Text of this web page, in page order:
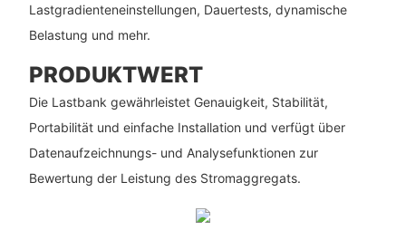
Lastgradienteneinstellungen, Dauertests, dynamische
Belastung und mehr.
PRODUKTWERT
Die Lastbank gewährleistet Genauigkeit, Stabilität,
Portabilität und einfache Installation und verfügt über
Datenaufzeichnungs- und Analysefunktionen zur
Bewertung der Leistung des Stromaggregats.